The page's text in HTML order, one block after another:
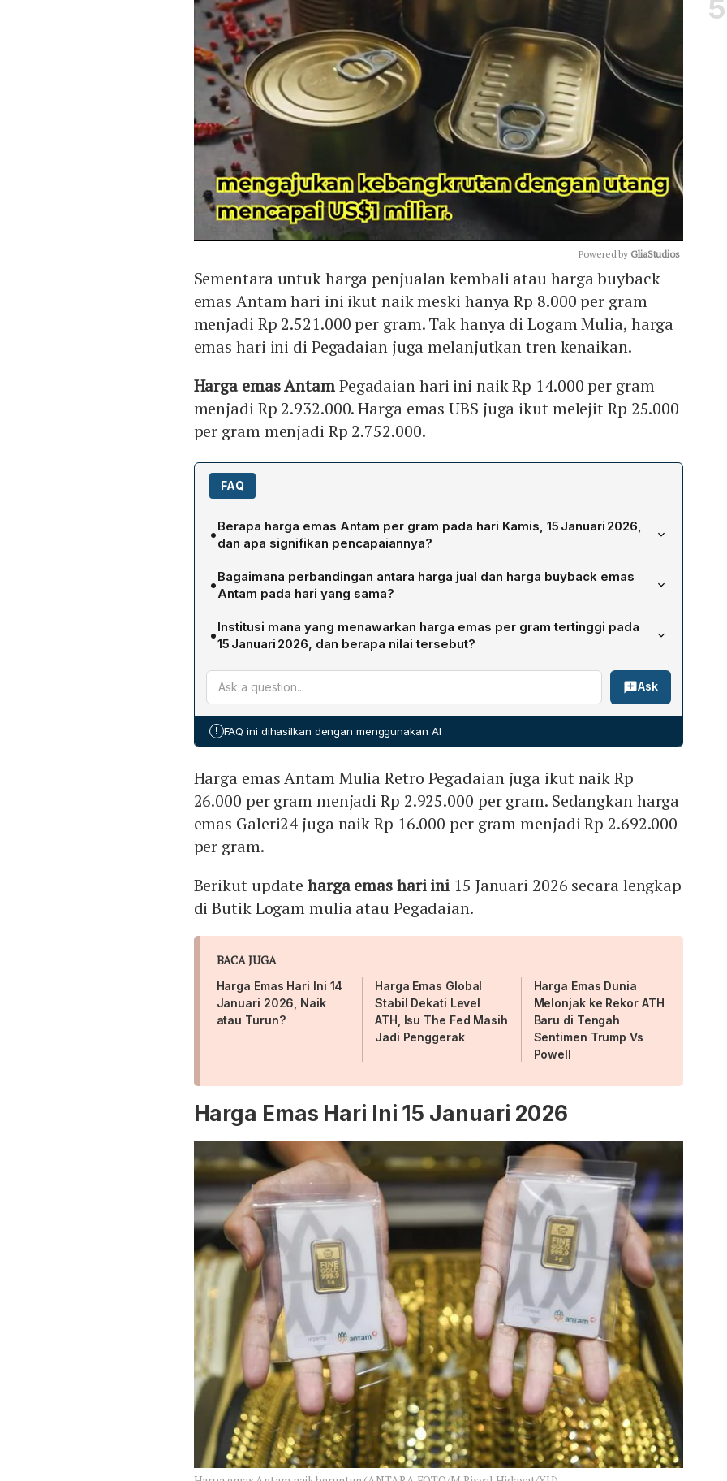
Mute
Powered by GliaStudios
Sementara untuk harga penjualan kembali atau harga buyback
emas Antam hari ini ikut naik meski hanya Rp 8.000 per gram
menjadi Rp 2.521.000 per gram. Tak hanya di Logam Mulia, harga
emas hari ini di Pegadaian juga melanjutkan tren kenaikan.
Harga emas AntamPegadaian hari ini naik Rp 14.000 per gram
menjadi Rp 2.932.000. Harga emas UBS juga ikut melejit Rp 25.000
per gram menjadi Rp 2.752.000.
FAQ
•Berapa harga emas Antam per gram pada hari Kamis, 15 Januari 2026,
dan apa signifikan pencapaiannya?
Harga emas Antam pada 15 Januari 2026 naik menjadi Rp 2.675.000 per gram.
Kenaikan ini menandai tercapainya level tertinggi sepanjang sejarah (all‑time high)
bagi emas Antam di Logam Mulia.
•Bagaimana perbandingan antara harga jual dan harga buyback emas
Antam pada hari yang sama?
Harga jual emas Antam pada hari itu adalah Rp 2.675.000 per gram, sedangkan
harga buyback (penjualan kembali) hanya Rp 2.521.000 per gram. Selisihnya
sebesar Rp 154.000 per gram, menunjukkan bahwa harga jual tetap lebih tinggi
daripada harga penukaran kembali.
•Institusi mana yang menawarkan harga emas per gram tertinggi pada
15 Januari 2026, dan berapa nilai tersebut?
Pegadaian melalui layanan Antam Pegadaian menawarkan harga tertinggi, yaitu
Rp 2.932.000 per gram. Harga ini lebih tinggi dibandingkan UBS (Rp 2.752.000),
Galeri24 (Rp 2.692.000), dan Antam Mulia Retro (Rp 2.925.000).
Ask
! FAQ ini dihasilkan dengan menggunakan AI
Harga emas Antam Mulia Retro Pegadaian juga ikut naik Rp
26.000 per gram menjadi Rp 2.925.000 per gram. Sedangkan harga
emas Galeri24 juga naik Rp 16.000 per gram menjadi Rp 2.692.000
per gram.
Berikut update harga emas hari ini 15 Januari 2026 secara lengkap
di Butik Logam mulia atau Pegadaian.
BACA JUGA
Harga Emas Hari Ini 14
Januari 2026, Naik
atau Turun?
Harga Emas Global
Stabil Dekati Level
ATH, Isu The Fed Masih
Jadi Penggerak
Harga Emas Dunia
Melonjak ke Rekor ATH
Baru di Tengah
Sentimen Trump Vs
Powell
Harga Emas Hari Ini 15 Januari 2026